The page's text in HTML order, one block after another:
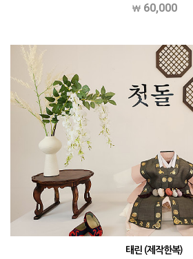
60,000
태린 (제작한복)